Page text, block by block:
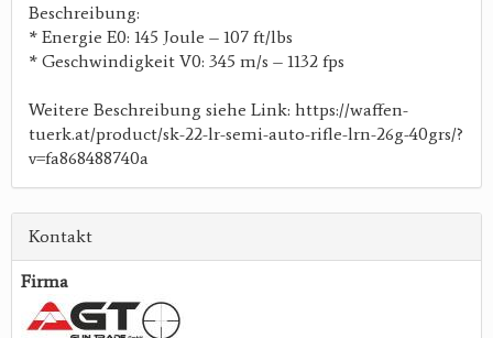
Beschreibung:
* Energie E0: 145 Joule – 107 ft/lbs
* Geschwindigkeit V0: 345 m/s – 1132 fps
Weitere Beschreibung siehe Link: https://waffen-
tuerk.at/product/sk-22-lr-semi-auto-rifle-lrn-26g-40grs/?
v=fa868488740a
Kontakt
Firma